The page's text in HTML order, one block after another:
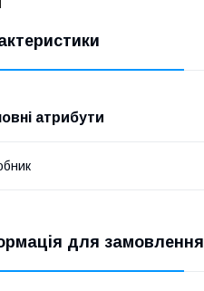
атрибути
для замовлення